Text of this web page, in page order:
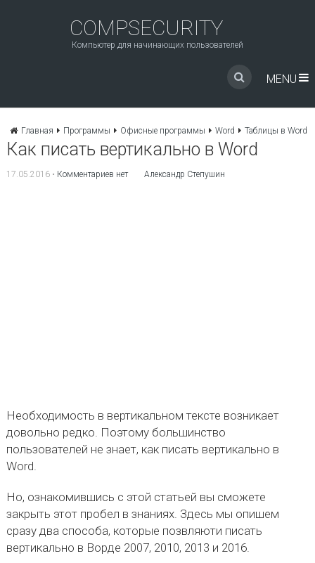
COMPSECURITY
Компьютер для начинающих пользователей
MENU
Главная Программы Офисные программы Word Таблицы в Word
Как писать вертикально в Word
17.05.2016• Комментариев нет Александр Степушин
Необходимость в вертикальном тексте возникает
довольно редко. Поэтому большинство
пользователей не знает, как писать вертикально в
Word.
Но, ознакомившись с этой статьей вы сможете
закрыть этот пробел в знаниях. Здесь мы опишем
сразу два способа, которые позвляюти писать
вертикально в Ворде 2007, 2010, 2013 и 2016.